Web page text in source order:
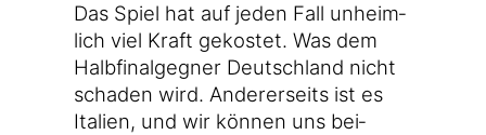
Das Spiel hat auf jeden Fall unheim­
lich viel Kraft gekos­tet. Was dem
Halb­fi­nal­geg­ner Deutsch­land nicht
scha­den wird. Ande­rer­seits ist es
Ita­li­en, und wir kön­nen uns bei­